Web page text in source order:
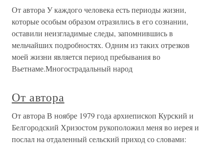
От автора У каждого человека есть периоды жизни,
которые особым образом отразились в его сознании,
оставили неизгладимые следы, запомнившись в
мельчайших подробностях. Одним из таких отрезков
моей жизни является период пребывания во
Вьетнаме.Многострадальный народ
От автора
От автора В ноябре 1979 года архиепископ Курский и
Белгородский Хризостом рукоположил меня во иерея и
послал на отдаленный сельский приход со словами: